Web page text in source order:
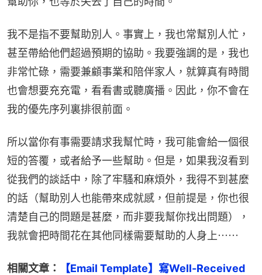
我不是指不要幫助別人。事實上，我也常幫別人忙，
甚至帶給他們超過預期的協助。我要強調的是，我也
非常忙碌，需要兼顧事業和陪伴家人，就算真有時間
也會想要充充電，看看書或聽廣播。因此，你不會在
我的優先序列裏排很前面。
所以當你有事需要請求我幫忙時，我可能會給一個很
短的答覆，或者給予一些幫助。但是，如果我沒看到
從我們的談話中，除了牢騷和麻煩外，我得不到甚麼
的話（幫助別人也能帶來成就感，但前提是，你也很
清楚自己的問題是甚麼，而非要我幫你找出問題），
我就會把時間花在其他同樣需要幫助的人身上⋯⋯
相關文章：
【Email Template】寫Well-Received